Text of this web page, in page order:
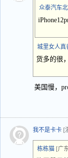
众泰汽车
城里女人真
货多的很
美国慢，
我不是卡卡 [
栋栋猫 [广